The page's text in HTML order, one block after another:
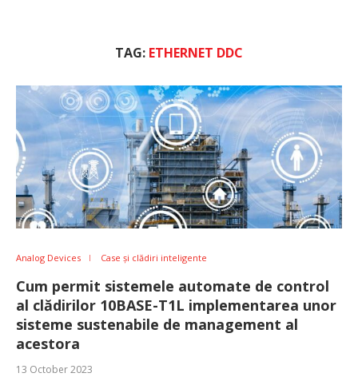
TAG: ETHERNET DDC
Analog Devices Case și clădiri inteligente
Cum permit sistemele automate de control
al clădirilor 10BASE-T1L implementarea unor
sisteme sustenabile de management al
acestora
13 October 2023